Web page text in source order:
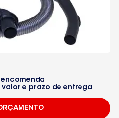
e prazo de entrega